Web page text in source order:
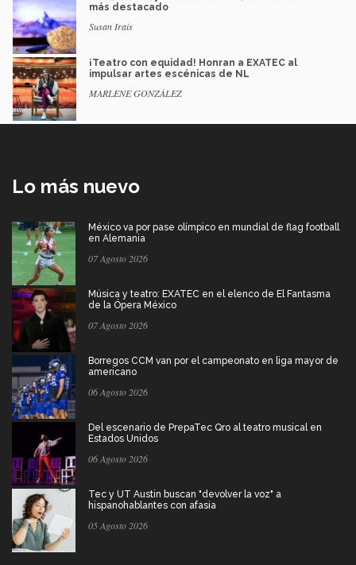
más destacado
Susan Irais
¡Teatro con equidad! Honran a EXATEC al
impulsar artes escénicas de NL
MARLENE GONZÁLEZ
Lo más nuevo
México va por pase olímpico en mundial de flag football
en Alemania
07 Agosto 2026
Música y teatro: EXATEC en el elenco de El Fantasma
de la Ópera México
07 Agosto 2026
Borregos CCM van por el campeonato en liga mayor de
americano
06 Agosto 2026
Del escenario de PrepaTec Qro al teatro musical en
Estados Unidos
06 Agosto 2026
Tec y UT Austin buscan "devolver la voz" a
hispanohablantes con afasia
05 Agosto 2026